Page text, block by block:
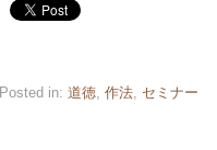
Posted in: 道徳 作法 セミナー